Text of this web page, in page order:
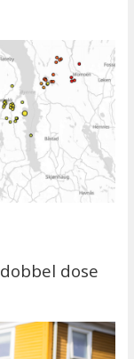
dose